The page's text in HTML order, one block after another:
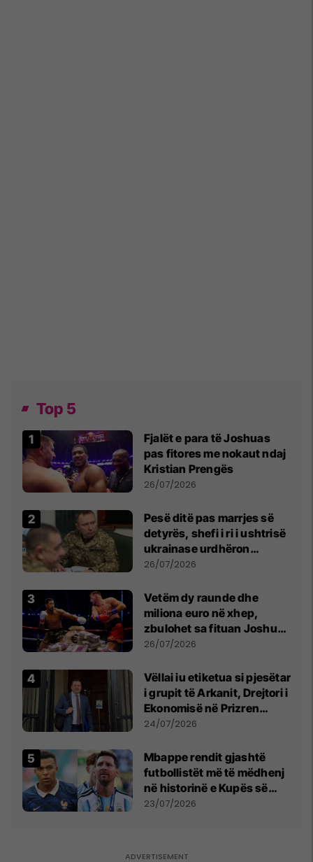
Top 5
Fjalët e para të Joshuas
pas fitores me nokaut ndaj
Kristian Prengës
26/07/2026
Pesë ditë pas marrjes së
detyrës, shefi i ri i ushtrisë
ukrainase urdhëron
kontroll të madh
26/07/2026
Vetëm dy raunde dhe
miliona euro në xhep,
zbulohet sa fituan Joshua
e Prenga
26/07/2026
Vëllai iu etiketua si pjesëtar
i grupit të Arkanit, Drejtori i
Ekonomisë në Prizren
mohon pretendimet
24/07/2026
Mbappe rendit gjashtë
futbollistët më të mëdhenj
në historinë e Kupës së
Botës, Messi mbetet i dyti
23/07/2026